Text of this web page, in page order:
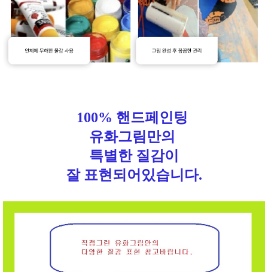
100% 핸드페인팅
유화그림만의
특별한 질감이
잘 표현되어있습니다.